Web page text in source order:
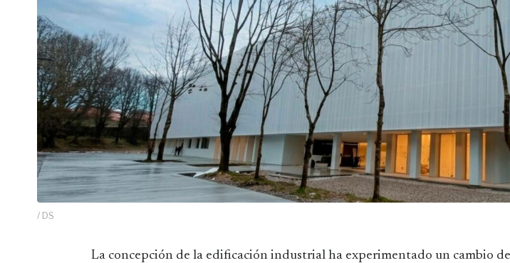
/ DS
La concepción de la edificación industrial ha experimentado un cambio de paradigma